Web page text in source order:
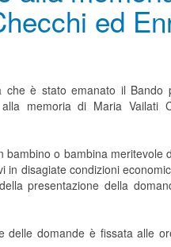
ed
è stato emanato il Bando
memoria di Maria Vailati
bambino o bambina meritevole
in disagiate condizioni
presentazione della
delle domande è fissata alle